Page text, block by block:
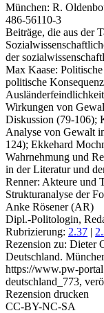
München: R.
486-56110-3
Beiträge, die aus der
der
Max Kaase:
politische
Wirkungen von
Diskussion (79-106);
Analyse von Gewalt
124); Ekkehard
Wahrnehmung und
in der Literatur und
Renner: Akteure und
Strukturanalyse der
Anke Rösener (AR)
Dipl.-Politologin,
Rubrizierung: 2.37 |
Rezension zu: Dieter
Deutschland.
https://www.pw-
deutschland_773,
Rezension drucken
CC-BY-NC-SA